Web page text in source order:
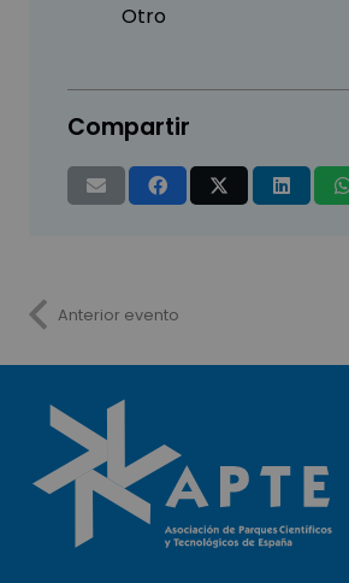
Otro
Compartir
Anterior evento